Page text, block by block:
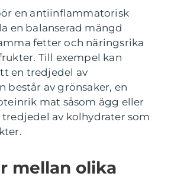
en antiinflammatorisk
en balanserad mängd
fetter och näringsrika
Till exempel kan
en tredjedel av
består av grönsaker, en
mat såsom ägg eller
av kolhydrater som
mellan olika